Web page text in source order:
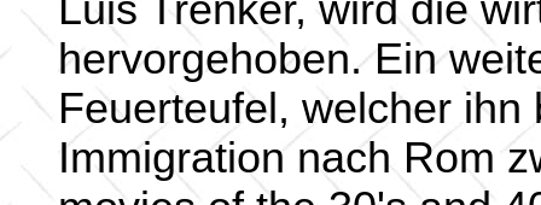
hervorgehoben. Ein
Feuerteufel, welcher
Immigration nach Rom